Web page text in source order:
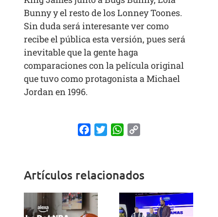
Bunny y el resto de los Lonney Toones.
Sin duda será interesante ver como
recibe el pública esta versión, pues será
inevitable que la gente haga
comparaciones con la película original
que tuvo como protagonista a Michael
Jordan en 1996.
FacebookTwitterWhatsApp
Artículos relacionados